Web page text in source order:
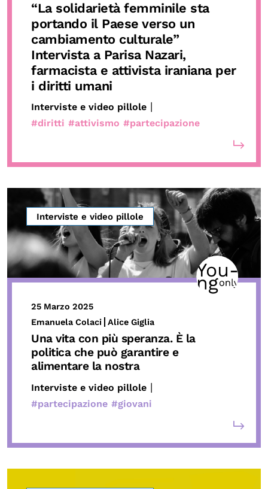
“La solidarietà femminile sta
portando il Paese verso un
cambiamento culturale”
Intervista a Parisa Nazari,
farmacista e attivista iraniana per
i diritti umani
Interviste e video pillole |
#diritti #attivismo #partecipazione
Interviste e video pillole
25 Marzo 2025
Emanuela Colaci
Alice Giglia
Una vita con più speranza. È la
politica che può garantire e
alimentare la nostra
Interviste e video pillole |
#partecipazione #giovani